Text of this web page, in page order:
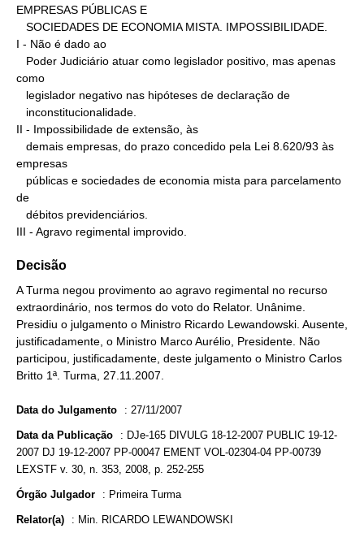
EMPRESAS PÚBLICAS E
I - Não é dado ao
como
II - Impossibilidade de extensão, às
empresas
de
III - Agravo regimental improvido.
Decisão
A Turma negou provimento ao agravo regimental no recurso
extraordinário, nos termos do voto do Relator. Unânime.
Presidiu o julgamento o Ministro Ricardo Lewandowski. Ausente,
justificadamente, o Ministro Marco Aurélio, Presidente. Não
participou, justificadamente, deste julgamento o Ministro Carlos
Britto 1ª. Turma, 27.11.2007.
Data do Julgamento : 27/11/2007
Data da Publicação : DJe-165 DIVULG 18-12-2007 PUBLIC 19-12-
2007 DJ 19-12-2007 PP-00047 EMENT VOL-02304-04 PP-00739
LEXSTF v. 30, n. 353, 2008, p. 252-255
Órgão Julgador : Primeira Turma
Relator(a) : Min. RICARDO LEWANDOWSKI